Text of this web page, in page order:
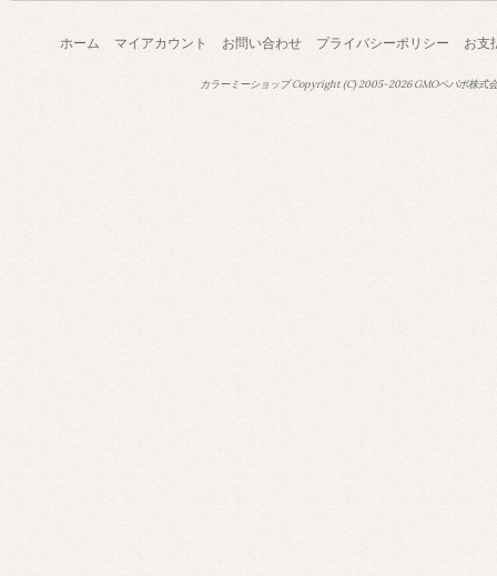
ホーム マイアカウント お問い合わせ プライバシーポリシー お支
カラーミーショップCopyright (C) 2005-2026GMOペパボ株式